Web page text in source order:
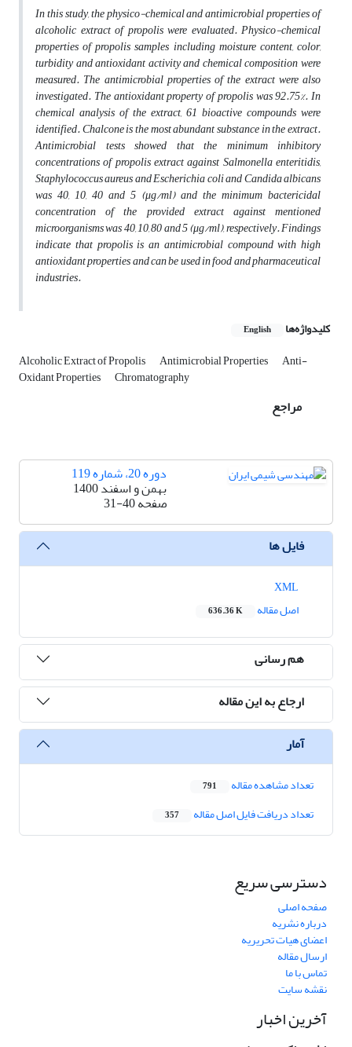
In this study, the physico-chemical and antimicrobial properties of
alcoholic extract of propolis were evaluated. Physico-chemical
properties of propolis samples including moisture content, color,
turbidity and antioxidant activity and chemical composition were
measured. The antimicrobial properties of the extract were also
investigated. The antioxidant property of propolis was 92.75%. In
chemical analysis of the extract, 61 bioactive compounds were
identified. Chalcone is the most abundant substance in the extract.
Antimicrobial tests showed that the minimum inhibitory
concentrations of propolis extract against Salmonella enteritidis,
Staphylococcus aureus and Escherichia coli and Candida albicans
was 40, 10, 40 and 5 (μg/ml) and the minimum bactericidal
concentration of the provided extract against mentioned
microorganisms was 40, 10, 80 and 5 (μg/ml), respectively. Findings
indicate that propolis is an antimicrobial compound with high
antioxidant properties and can be used in food and pharmaceutical
industries.
کلیدواژه‌ها English
Alcoholic Extract of Propolis Antimicrobial Properties Anti-
Oxidant Properties Chromatography
مراجع
دوره 20، شماره 119
بهمن و اسفند 1400
صفحه31-40
فایل ها
اصل مقاله
636.36 K
هم رسانی
ارجاع به این مقاله
آمار
تعداد مشاهده مقاله 791
تعداد دریافت فایل اصل مقاله 357
دسترسی سریع
صفحه اصلی
درباره نشریه
اعضای هیات تحریریه
ارسال مقاله
تماس با ما
نقشه سایت
آخرین اخبار